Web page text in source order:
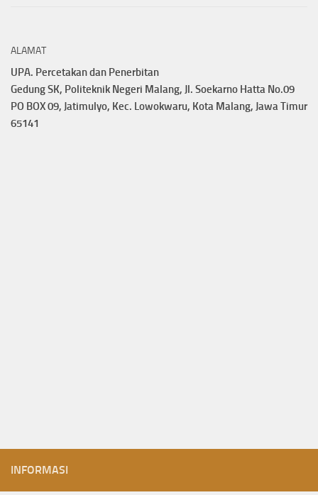
ALAMAT
UPA. Percetakan dan Penerbitan
Gedung SK, Politeknik Negeri Malang, Jl. Soekarno Hatta No.09
PO BOX 09, Jatimulyo, Kec. Lowokwaru, Kota Malang, Jawa Timur
65141
INFORMASI